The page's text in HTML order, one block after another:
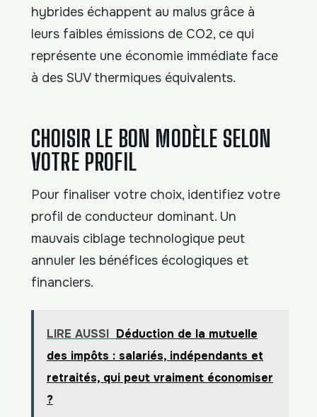
hybrides échappent au malus grâce à
leurs faibles émissions de CO2, ce qui
représente une économie immédiate face
à des SUV thermiques équivalents.
CHOISIR LE BON MODÈLE SELON
VOTRE PROFIL
Pour finaliser votre choix, identifiez votre
profil de conducteur dominant. Un
mauvais ciblage technologique peut
annuler les bénéfices écologiques et
financiers.
LIRE AUSSI Déduction de la mutuelle
des impôts : salariés, indépendants et
retraités, qui peut vraiment économiser
?